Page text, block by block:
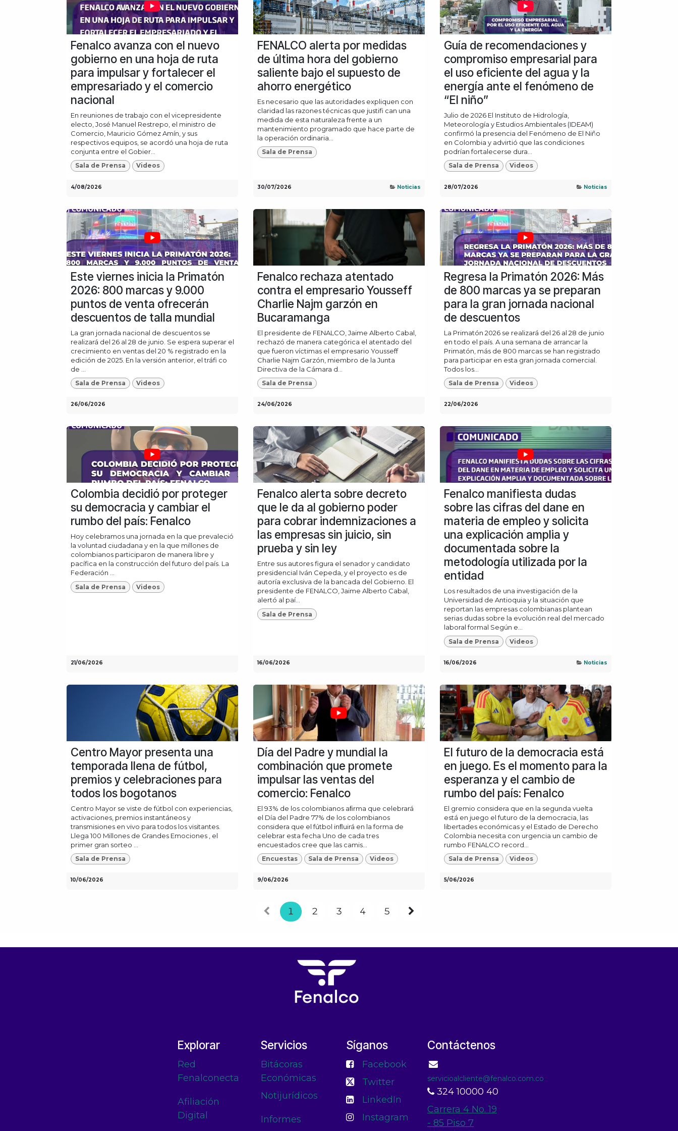
Fenalco avanza con el nuevo
gobierno en una hoja de ruta
para impulsar y fortalecer el
empresariado y el comercio
nacional
En reuniones de trabajo con el vicepresidente
electo, José Manuel Restrepo, el ministro de
Comercio, Mauricio Gómez Amín, y sus
respectivos equipos, se acordó una hoja de ruta
conjunta entre el Gobier...
Sala de Prensa Videos
4/08/2026
FENALCO alerta por medidas
de última hora del gobierno
saliente bajo el supuesto de
ahorro energético
Es necesario que las autoridades expliquen con
claridad las razones técnicas que justifi can una
medida de esta naturaleza frente a un
mantenimiento programado que hace parte de
la operación ordinaria...
Sala de Prensa
30/07/2026 Noticias
Guía de recomendaciones y
compromiso empresarial para
el uso eficiente del agua y la
energía ante el fenómeno de
“El niño”
Julio de 2026 El Instituto de Hidrología,
Meteorología y Estudios Ambientales (IDEAM)
confirmó la presencia del Fenómeno de El Niño
en Colombia y advirtió que las condiciones
podrían fortalecerse dura...
Sala de Prensa Videos
28/07/2026 Noticias
Este viernes inicia la Primatón
2026: 800 marcas y 9.000
puntos de venta ofrecerán
descuentos de talla mundial
La gran jornada nacional de descuentos se
realizará del 26 al 28 de junio. Se espera superar el
crecimiento en ventas del 20 % registrado en la
edición de 2025. En la versión anterior, el tráfi co
de ...
Sala de Prensa Videos
26/06/2026
Fenalco rechaza atentado
contra el empresario Yousseff
Charlie Najm garzón en
Bucaramanga
El presidente de FENALCO, Jaime Alberto Cabal,
rechazó de manera categórica el atentado del
que fueron víctimas el empresario Yousseff
Charlie Najm Garzón, miembro de la Junta
Directiva de la Cámara d...
Sala de Prensa
24/06/2026
Regresa la Primatón 2026: Más
de 800 marcas ya se preparan
para la gran jornada nacional
de descuentos
La Primatón 2026 se realizará del 26 al 28 de junio
en todo el país. A una semana de arrancar la
Primatón, más de 800 marcas se han registrado
para participar en esta gran jornada comercial.
Todos los...
Sala de Prensa Videos
22/06/2026
Colombia decidió por proteger
su democracia y cambiar el
rumbo del país: Fenalco
Hoy celebramos una jornada en la que prevaleció
la voluntad ciudadana y en la que millones de
colombianos participaron de manera libre y
pacífica en la construcción del futuro del país. La
Federación ...
Sala de Prensa Videos
21/06/2026
Fenalco alerta sobre decreto
que le da al gobierno poder
para cobrar indemnizaciones a
las empresas sin juicio, sin
prueba y sin ley
Entre sus autores figura el senador y candidato
presidencial Iván Cepeda, y el proyecto es de
autoría exclusiva de la bancada del Gobierno. El
presidente de FENALCO, Jaime Alberto Cabal,
alertó al paí...
Sala de Prensa
16/06/2026
Fenalco manifiesta dudas
sobre las cifras del dane en
materia de empleo y solicita
una explicación amplia y
documentada sobre la
metodología utilizada por la
entidad
Los resultados de una investigación de la
Universidad de Antioquia y la situación que
reportan las empresas colombianas plantean
serias dudas sobre la evolución real del mercado
laboral formal Según e...
Sala de Prensa Videos
16/06/2026 Noticias
Centro Mayor presenta una
temporada llena de fútbol,
premios y celebraciones para
todos los bogotanos
Centro Mayor se viste de fútbol con experiencias,
activaciones, premios instantáneos y
transmisiones en vivo para todos los visitantes.
Llega 100 Millones de Grandes Emociones , el
primer gran sorteo ...
Sala de Prensa
10/06/2026
Día del Padre y mundial la
combinación que promete
impulsar las ventas del
comercio: Fenalco
El 93% de los colombianos aﬁrma que celebrará
el Día del Padre 77% de los colombianos
considera que el fútbol inﬂuirá en la forma de
celebrar esta fecha Uno de cada tres
encuestados cree que las camis...
Encuestas Sala de Prensa Videos
9/06/2026
El futuro de la democracia está
en juego. Es el momento para la
esperanza y el cambio de
rumbo del país: Fenalco
El gremio considera que en la segunda vuelta
está en juego el futuro de la democracia, las
libertades económicas y el Estado de Derecho
Colombia necesita con urgencia un cambio de
rumbo FENALCO record...
Sala de Prensa Videos
5/06/2026
1 2 3 4 5
Explorar
Red
Fenalconecta
Afiliación
Digital
Servicios
Bitácoras
Económicas
Notijurídicos
Informes
Síganos
Facebook
Twitter
LinkedIn
Instagram
Contáctenos
servicioalcliente@fenalco.com.co
324 10000 40
Carrera 4 No. 19
- 85 Piso 7